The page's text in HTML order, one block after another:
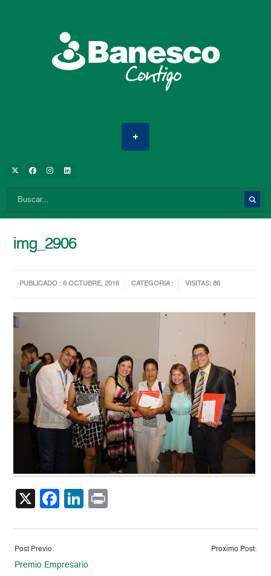
img_2906
PUBLICADO : 6 OCTUBRE, 2016 CATEGORIA : VISITAS: 86
X Facebook
LinkedIn
Post Previo:
Premio Empresario
Proximo Post: